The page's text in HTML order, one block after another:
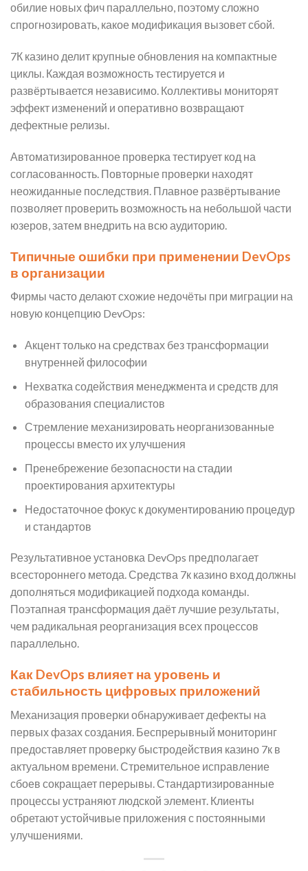
обилие новых фич параллельно, поэтому сложно
спрогнозировать, какое модификация вызовет сбой.
7К казино делит крупные обновления на компактные
циклы. Каждая возможность тестируется и
развёртывается независимо. Коллективы мониторят
эффект изменений и оперативно возвращают
дефектные релизы.
Автоматизированное проверка тестирует код на
согласованность. Повторные проверки находят
неожиданные последствия. Плавное развёртывание
позволяет проверить возможность на небольшой части
юзеров, затем внедрить на всю аудиторию.
Типичные ошибки при применении DevOps
в организации
Фирмы часто делают схожие недочёты при миграции на
новую концепцию DevOps:
Акцент только на средствах без трансформации
внутренней философии
Нехватка содействия менеджмента и средств для
образования специалистов
Стремление механизировать неорганизованные
процессы вместо их улучшения
Пренебрежение безопасности на стадии
проектирования архитектуры
Недостаточное фокус к документированию процедур
и стандартов
Результативное установка DevOps предполагает
всестороннего метода. Средства 7к казино вход должны
дополняться модификацией подхода команды.
Поэтапная трансформация даёт лучшие результаты,
чем радикальная реорганизация всех процессов
параллельно.
Как DevOps влияет на уровень и
стабильность цифровых приложений
Механизация проверки обнаруживает дефекты на
первых фазах создания. Беспрерывный мониторинг
предоставляет проверку быстродействия казино 7к в
актуальном времени. Стремительное исправление
сбоев сокращает перерывы. Стандартизированные
процессы устраняют людской элемент. Клиенты
обретают устойчивые приложения с постоянными
улучшениями.